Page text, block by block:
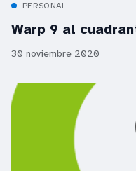
PERSONAL
Warp 9 al
30 noviembre 2020